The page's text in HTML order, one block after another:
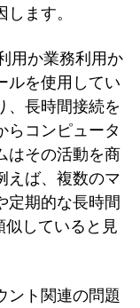
ます。
用か業務利用か
ルを使用してい
、長時間接続を
らコンピュータ
はその活動を商
えば、複数のマ
定期的な長時間
似していると見
ント関連の問題